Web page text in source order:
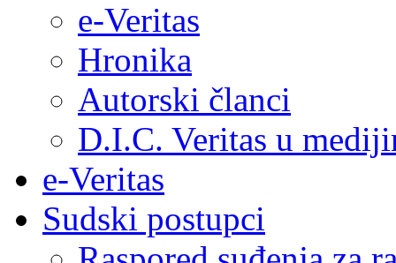
e-Veritas
Hronika
Autorski članci
D.I.C. Veritas u
e-Veritas
Sudski postupci